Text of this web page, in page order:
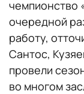
чемпионство
очередной
работу,
Сантос,
провели
во многом